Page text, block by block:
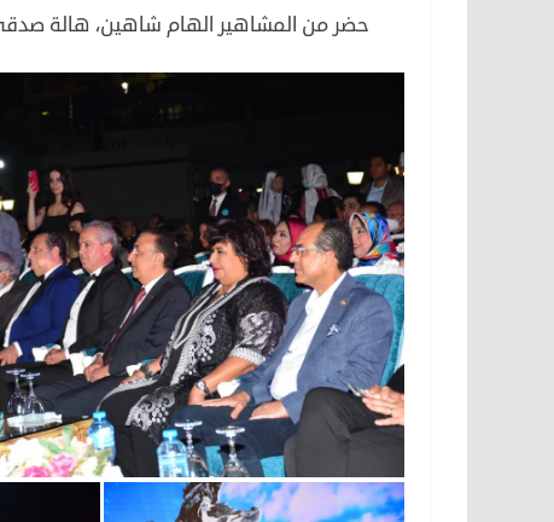
حضر من المشاهير الهام شاهين، هالة